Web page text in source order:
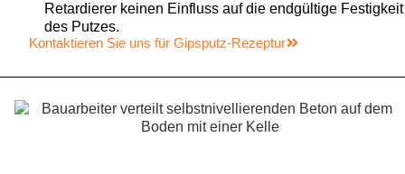
Retardierer keinen Einfluss auf die endgültige Festigkeit
des Putzes.
Kontaktieren Sie uns für Gipsputz-Rezeptur